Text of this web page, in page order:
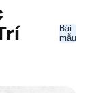
Bài
mẫu